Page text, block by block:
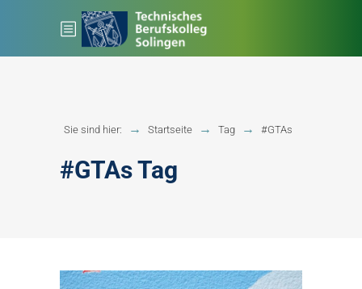
Sie sind hier: Startseite Tag #GTAs
#GTAs Tag